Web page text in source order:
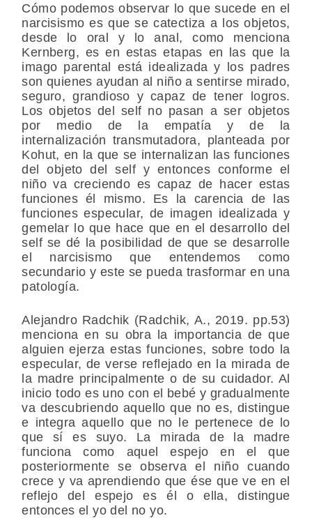
Cómo podemos observar lo que sucede en el
narcisismo es que se catectiza a los objetos,
desde lo oral y lo anal, como menciona
Kernberg, es en estas etapas en las que la
imago parental está idealizada y los padres
son quienes ayudan al niño a sentirse mirado,
seguro, grandioso y capaz de tener logros.
Los objetos del self no pasan a ser objetos
por medio de la empatía y de la
internalización transmutadora, planteada por
Kohut, en la que se internalizan las funciones
del objeto del self y entonces conforme el
niño va creciendo es capaz de hacer estas
funciones él mismo. Es la carencia de las
funciones especular, de imagen idealizada y
gemelar lo que hace que en el desarrollo del
self se dé la posibilidad de que se desarrolle
el narcisismo que entendemos como
secundario y este se pueda trasformar en una
patología.
Alejandro Radchik (Radchik, A., 2019. pp.53)
menciona en su obra la importancia de que
alguien ejerza estas funciones, sobre todo la
especular, de verse reflejado en la mirada de
la madre principalmente o de su cuidador. Al
inicio todo es uno con el bebé y gradualmente
va descubriendo aquello que no es, distingue
e integra aquello que no le pertenece de lo
que sí es suyo. La mirada de la madre
funciona como aquel espejo en el que
posteriormente se observa el niño cuando
crece y va aprendiendo que ése que ve en el
reflejo del espejo es él o ella, distingue
entonces el yo del no yo.